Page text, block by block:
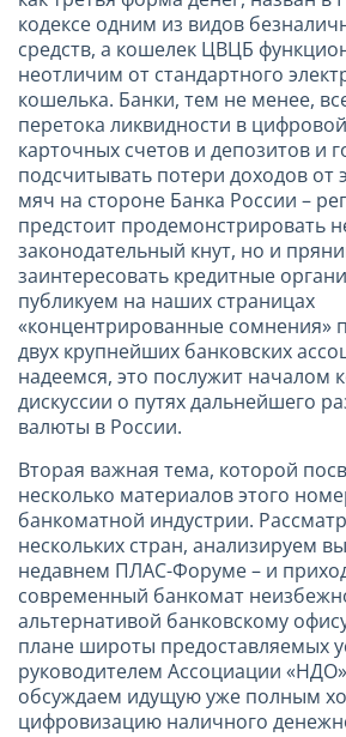
кодексе одним из видов
средств, а кошелек ЦВЦБ
неотличим от стандартного
кошелька. Банки, тем не менее,
перетока ликвидности в
карточных счетов и депозитов и
подсчитывать потери доходов от
мяч на стороне Банка России –
предстоит продемонстрировать
законодательный кнут, но и
заинтересовать кредитные
публикуем на наших страницах
«концентрированные сомнения»
двух крупнейших банковских
надеемся, это послужит началом
дискуссии о путях дальнейшего
валюты в России.
Вторая важная тема, которой
несколько материалов этого
банкоматной индустрии.
нескольких стран, анализируем
недавнем ПЛАС-Форуме – и
современный банкомат
альтернативой банковскому
плане широты предоставляемых
руководителем Ассоциации
обсуждаем идущую уже полным
цифровизацию наличного